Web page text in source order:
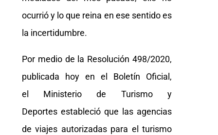
ocurrió y lo que reina en ese sentido es
la incertidumbre.
Por medio de la Resolución 498/2020,
publicada hoy en el Boletín Oficial,
el Ministerio de Turismo y
Deportes estableció que las agencias
de viajes autorizadas para el turismo